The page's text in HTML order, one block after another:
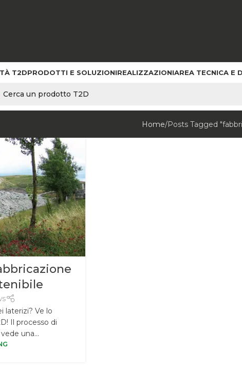
T2DPRODOTTI E SOLUZIONIREALIZZAZIONIAREA TECNICA E
Home Posts Tagged
laterizi? Ve lo
Il processo di
una...